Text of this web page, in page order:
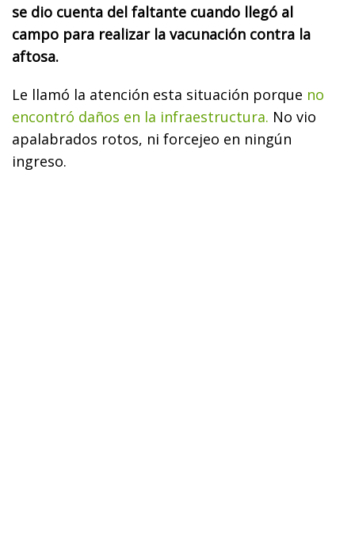
se dio cuenta del faltante cuando llegó al
campo para realizar la vacunación contra la
aftosa.
Le llamó la atención esta situación porque no
encontró daños en la infraestructura. No vio
apalabrados rotos, ni forcejeo en ningún
ingreso.